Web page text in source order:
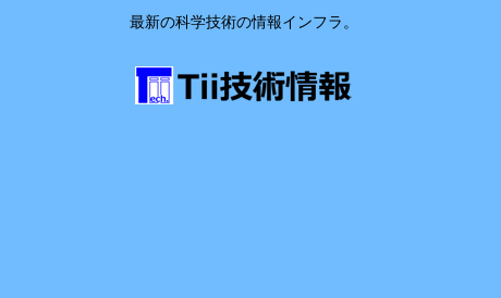
最新の科学技術の情報インフラ。